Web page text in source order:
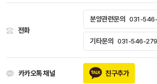
전화
분양관련문의 031-
기타문의 031-546-
카카오톡 채널 친구추가